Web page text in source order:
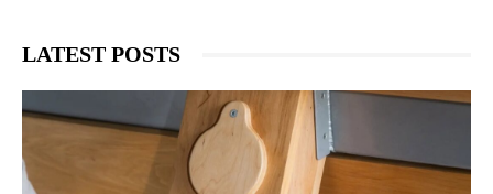
LATEST POSTS